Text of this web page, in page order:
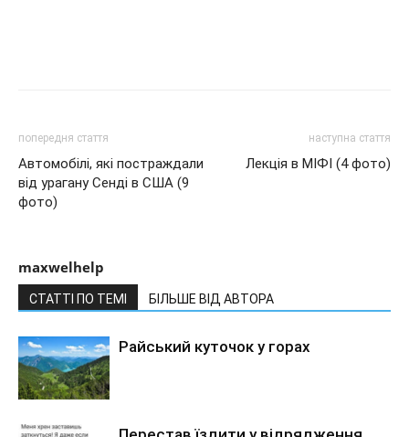
попередня стаття
Автомобілі, які постраждали
від урагану Сенді в США (9
фото)
наступна стаття
Лекція в МІФІ (4 фото)
maxwelhelp
СТАТТІ ПО ТЕМІ БІЛЬШЕ ВІД АВТОРА
Райський куточок у горах